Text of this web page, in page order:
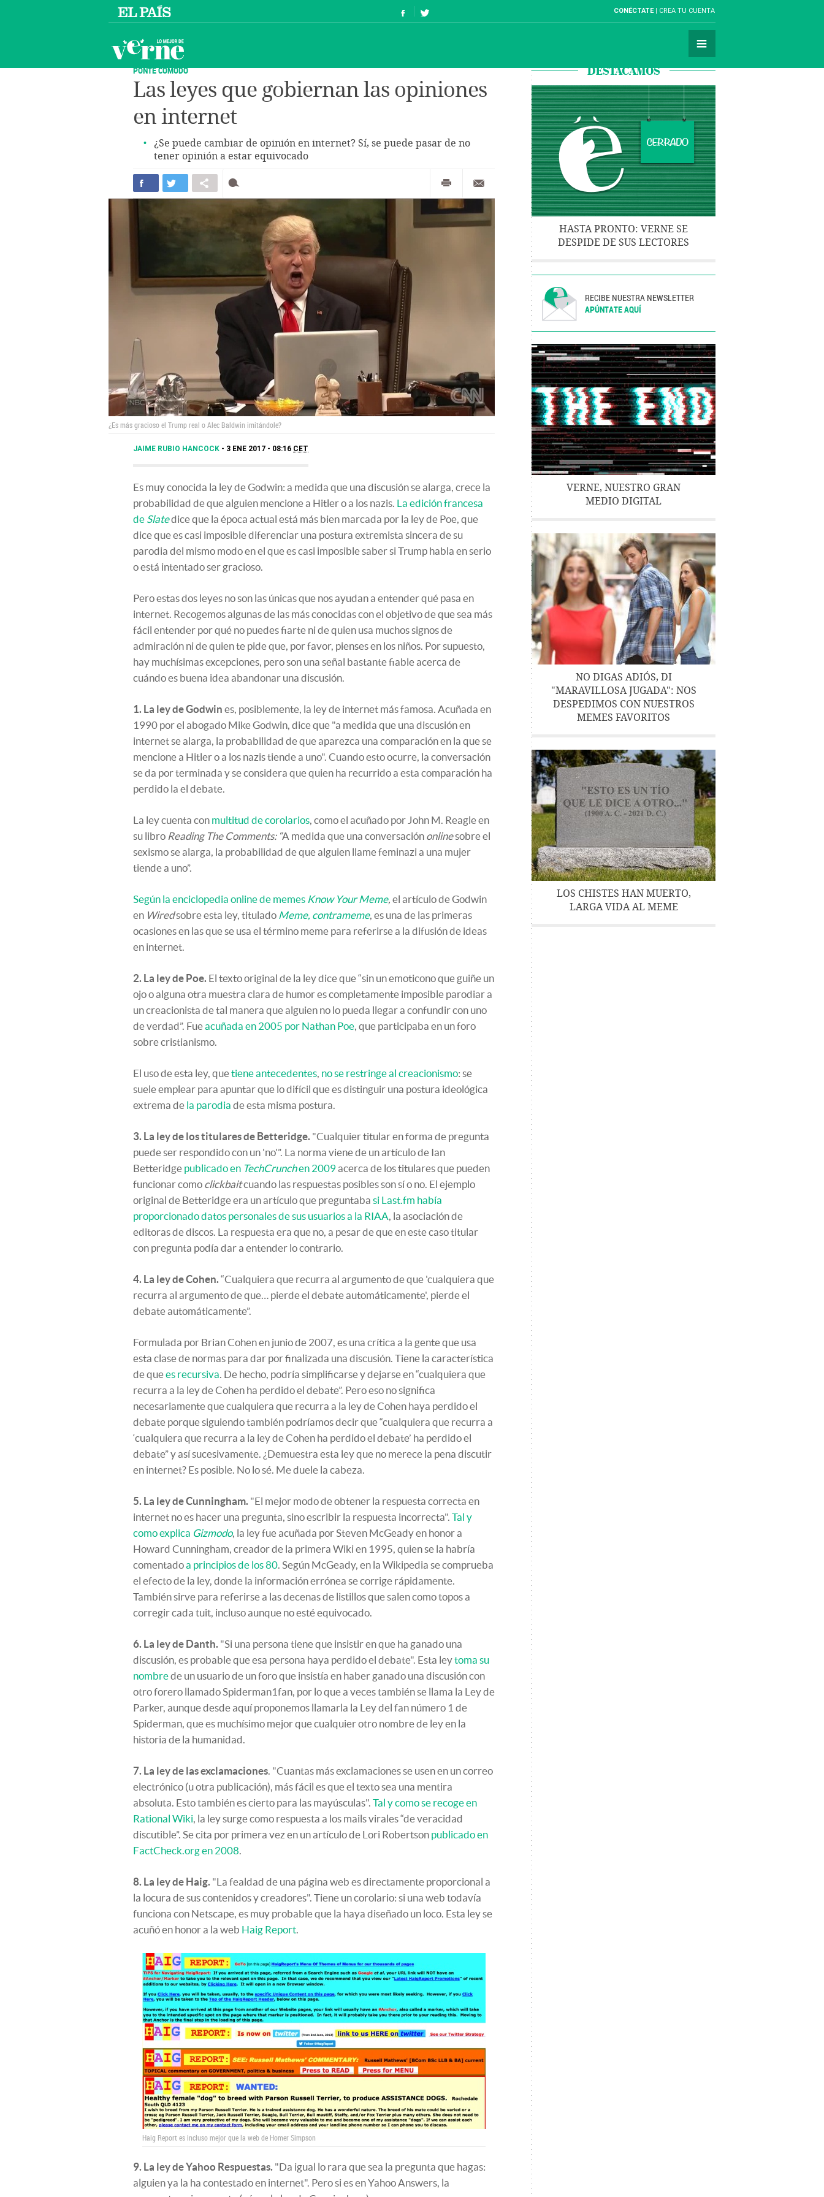
CONÉCTATE CREA TU CUENTA
PONTE CÓMODO
Las leyes que gobiernan las opiniones
en internet
¿Se puede cambiar de opinión en internet? Sí, se puede pasar de no
tener opinión a estar equivocado
¿Es más gracioso el Trump real o Alec Baldwin imitándole?
JAIME RUBIO HANCOCK 3 ENE 2017 - 08:16 CET
Es muy conocida la ley de Godwin: a medida que una discusión se alarga, crece la
probabilidad de que alguien mencione a Hitler o a los nazis. La edición francesa
de Slatedice que la época actual está más bien marcada por la ley de Poe, que
dice que es casi imposible diferenciar una postura extremista sincera de su
parodia del mismo modo en el que es casi imposible saber si Trump habla en serio
o está intentado ser gracioso.
Pero estas dos leyes no son las únicas que nos ayudan a entender qué pasa en
internet. Recogemos algunas de las más conocidas con el objetivo de que sea más
fácil entender por qué no puedes fiarte ni de quien usa muchos signos de
admiración ni de quien te pide que, por favor, pienses en los niños. Por supuesto,
hay muchísimas excepciones, pero son una señal bastante fiable acerca de
cuándo es buena idea abandonar una discusión.
1. La ley de Godwin es, posiblemente, la ley de internet más famosa. Acuñada en
1990 por el abogado Mike Godwin, dice que "a medida que una discusión en
internet se alarga, la probabilidad de que aparezca una comparación en la que se
mencione a Hitler o a los nazis tiende a uno". Cuando esto ocurre, la conversación
se da por terminada y se considera que quien ha recurrido a esta comparación ha
perdido la el debate.
La ley cuenta con multitud de corolarios, como el acuñado por John M. Reagle en
su libro Reading The Comments: “A medida que una conversación onlinesobre el
sexismo se alarga, la probabilidad de que alguien llame feminazi a una mujer
tiende a uno”.
Según la enciclopedia online de memes Know Your Meme, el artículo de Godwin
en Wiredsobre esta ley, titulado Meme, contrameme, es una de las primeras
ocasiones en las que se usa el término meme para referirse a la difusión de ideas
en internet.
2. La ley de Poe. El texto original de la ley dice que “sin un emoticono que guiñe un
ojo o alguna otra muestra clara de humor es completamente imposible parodiar a
un creacionista de tal manera que alguien no lo pueda llegar a confundir con uno
de verdad”. Fueacuñada en 2005 por Nathan Poe, que participaba en un foro
sobre cristianismo.
El uso de esta ley, quetiene antecedentes, no se restringe al creacionismo: se
suele emplear para apuntar que lo difícil que es distinguir una postura ideológica
extrema de la parodia de esta misma postura.
3. La ley de los titulares de Betteridge. "Cualquier titular en forma de pregunta
puede ser respondido con un 'no'”. La norma viene de un artículo de Ian
Betteridge publicado en TechCrunchen 2009acerca de los titulares que pueden
funcionar como clickbaitcuando las respuestas posibles son sí o no. El ejemplo
original de Betteridge era un artículo que preguntaba si Last.fm había
proporcionado datos personales de sus usuarios a la RIAA, la asociación de
editoras de discos. La respuesta era que no, a pesar de que en este caso titular
con pregunta podía dar a entender lo contrario.
4. La ley de Cohen.“Cualquiera que recurra al argumento de que 'cualquiera que
recurra al argumento de que… pierde el debate automáticamente', pierde el
debate automáticamente”.
Formulada por Brian Cohen en junio de 2007, es una crítica a la gente que usa
esta clase de normas para dar por finalizada una discusión. Tiene la característica
de quees recursiva. De hecho, podría simplificarse y dejarse en “cualquiera que
recurra a la ley de Cohen ha perdido el debate”. Pero eso no significa
necesariamente que cualquiera que recurra a la ley de Cohen haya perdido el
debate porque siguiendo también podríamos decir que “cualquiera que recurra a
‘cualquiera que recurra a la ley de Cohen ha perdido el debate’ ha perdido el
debate” y así sucesivamente. ¿Demuestra esta ley que no merece la pena discutir
en internet? Es posible. No lo sé. Me duele la cabeza.
5. La ley de Cunningham. "El mejor modo de obtener la respuesta correcta en
internet no es hacer una pregunta, sino escribir la respuesta incorrecta". Tal y
como explica Gizmodo, la ley fue acuñada por Steven McGeady en honor a
Howard Cunningham, creador de la primera Wiki en 1995, quien se la habría
comentadoa principios de los 80. Según McGeady, en la Wikipedia se comprueba
el efecto de la ley, donde la información errónea se corrige rápidamente.
También sirve para referirse a las decenas de listillos que salen como topos a
corregir cada tuit, incluso aunque no esté equivocado.
6. La ley de Danth. "Si una persona tiene que insistir en que ha ganado una
discusión, es probable que esa persona haya perdido el debate". Esta leytoma su
nombrede un usuario de un foro que insistía en haber ganado una discusión con
otro forero llamado Spiderman1fan, por lo que a veces también se llama la Ley de
Parker, aunque desde aquí proponemos llamarla la Ley del fan número 1 de
Spiderman, que es muchísimo mejor que cualquier otro nombre de ley en la
historia de la humanidad.
7. La ley de las exclamaciones. "Cuantas más exclamaciones se usen en un correo
electrónico (u otra publicación), más fácil es que el texto sea una mentira
absoluta. Esto también es cierto para las mayúsculas". Tal y como se recoge en
Rational Wiki, la ley surge como respuesta a los mails virales “de veracidad
discutible”. Se cita por primera vez en un artículo de Lori Robertson publicado en
FactCheck.org en 2008.
8. La ley de Haig. "La fealdad de una página web es directamente proporcional a
la locura de sus contenidos y creadores". Tiene un corolario: si una web todavía
funciona con Netscape, es muy probable que la haya diseñado un loco. Esta ley se
acuñó en honor a la web Haig Report.
Haig Report es incluso mejor que la web de Homer Simpson
9. La ley de Yahoo Respuestas. "Da igual lo rara que sea la pregunta que hagas:
alguien ya la ha contestado en internet". Pero si es en Yahoo Answers, la
DESTACAMOS
HASTA PRONTO: VERNE SE
DESPIDE DE SUS LECTORES
RECIBE NUESTRA NEWSLETTER
APÚNTATE AQUÍ
VERNE, NUESTRO GRAN
MEDIO DIGITAL
NO DIGAS ADIÓS, DI
"MARAVILLOSA JUGADA": NOS
DESPEDIMOS CON NUESTROS
MEMES FAVORITOS
LOS CHISTES HAN MUERTO,
LARGA VIDA AL MEME